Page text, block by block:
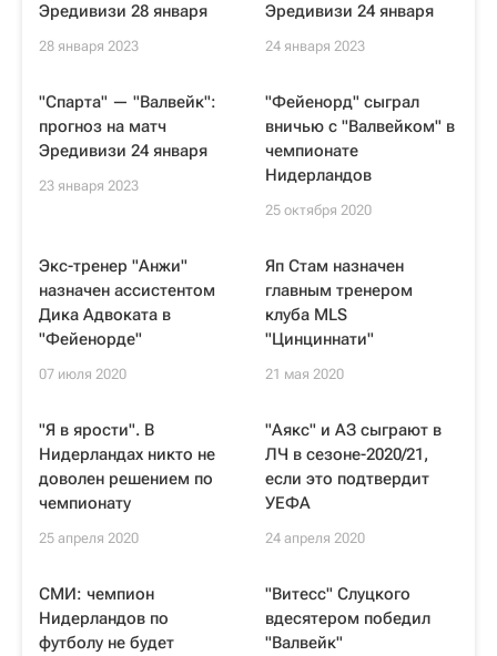
Эредивизи 28 января
28 января 2023
Эредивизи 24 января
24 января 2023
"Спарта" — "Валвейк":
прогноз на матч
Эредивизи 24 января
23 января 2023
"Фейенорд" сыграл
вничью с "Валвейком" в
чемпионате
Нидерландов
25 октября 2020
Экс-тренер "Анжи"
назначен ассистентом
Дика Адвоката в
"Фейенорде"
07 июля 2020
Яп Стам назначен
главным тренером
клуба MLS
"Цинциннати"
21 мая 2020
"Я в ярости". В
Нидерландах никто не
доволен решением по
чемпионату
25 апреля 2020
"Аякс" и АЗ сыграют в
ЛЧ в сезоне-2020/21,
если это подтвердит
УЕФА
24 апреля 2020
СМИ: чемпион
Нидерландов по
футболу не будет
"Витесс" Слуцкого
вдесятером победил
"Валвейк"